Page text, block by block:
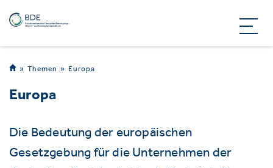
Themen Europa
Europa
Die Bedeutung der europäischen
Gesetzgebung für die Unternehmen der